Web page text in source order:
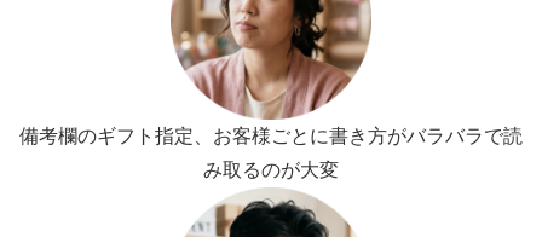
備考欄のギフト指定、お客様ごとに書き方がバラバラで読
み取るのが大変